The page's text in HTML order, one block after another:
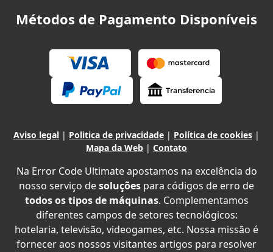
Métodos de Pagamento Disponíveis
Aviso legal | Politica de privacidade | Política de cookies |
Mapa da Web | Contato
Na Error Code Ultimate apostamos na excelência do
nosso serviço desoluções para códigos de erro de
todos os tipos de máquinas. Complementamos
diferentes campos de setores tecnológicos:
hotelaria, televisão, videogames, etc. Nossa missão é
fornecer aos nossos visitantes artigos para resolver